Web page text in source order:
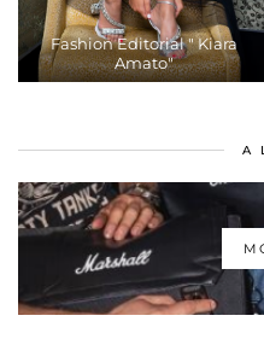
Fashion Editorial " Kiara
Amato"
A